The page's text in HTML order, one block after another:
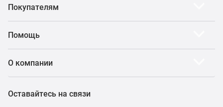
Покупателям
Помощь
О компании
Оставайтесь на связи